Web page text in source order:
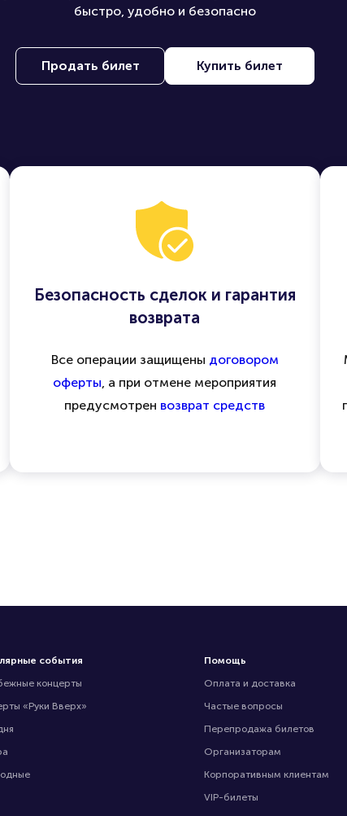
быстро, удобно и безопасно
Продать билет Купить билет
Безопасность сделок и гарантия
возврата
Все операции защищены договором
оферты , а при отмене мероприятия
предусмотрен возврат средств
события
концерты
«Руки Вверх»
Помощь
Оплата и доставка
Частые вопросы
Перепродажа билетов
Организаторам
Корпоративным клиентам
VIP-билеты